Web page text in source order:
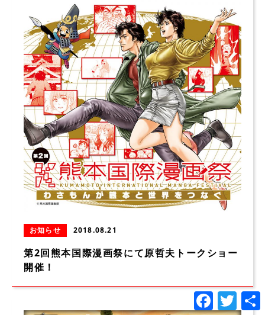
お知らせ 2018.08.21
第2回熊本国際漫画祭にて原哲夫トークショー
開催！
Facebook